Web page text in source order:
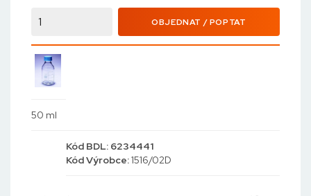
OBJEDNAT / POPTAT
50 ml
Kód BDL: 6234441
KódVýrobce:1516/02D